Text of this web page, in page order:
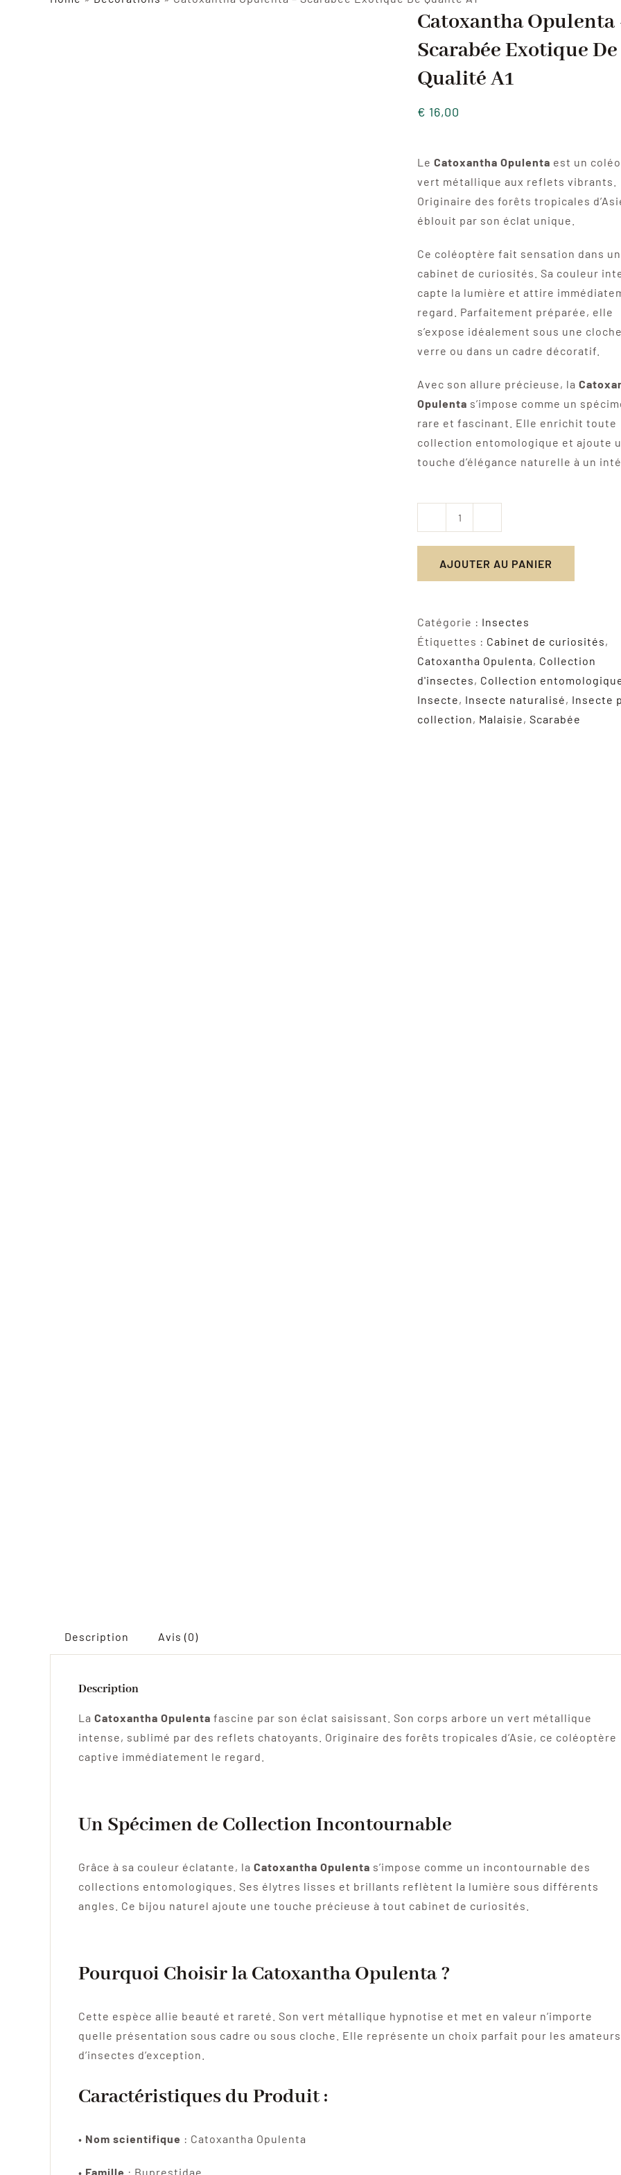
Catoxantha Opulenta
Scarabée Exotique De
Qualité A1
€ 16,00
Le Catoxantha Opulenta est un
vert métallique aux reflets vibrants.
Originaire des forêts tropicales
éblouit par son éclat unique.
Ce coléoptère fait sensation dans un
cabinet de curiosités. Sa couleur
capte la lumière et attire
regard. Parfaitement préparée, elle
s’expose idéalement sous une
verre ou dans un cadre décoratif.
Avec son allure précieuse, la
Opulenta s’impose comme un
rare et fascinant. Elle enrichit toute
collection entomologique et ajoute
touche d’élégance naturelle à un
quantité
de
Catoxantha
Opulenta
Scarabée
Exotique
De
Qualité
A1
AJOUTER AU PANIER
Catégorie : Insectes
Étiquettes : Cabinet de curiosités,
Catoxantha Opulenta, Collection
d'insectes, Collection
Insecte, Insecte naturalisé, Insecte
collection, Malaisie, Scarabée
Description Avis (0)
Description
La Catoxantha Opulenta fascine par son éclat saisissant. Son corps arbore un vert métallique
intense, sublimé par des reflets chatoyants. Originaire des forêts tropicales d’Asie, ce coléoptère
captive immédiatement le regard.
Un Spécimen de Collection Incontournable
Grâce à sa couleur éclatante, la Catoxantha Opulenta s’impose comme un incontournable des
collections entomologiques. Ses élytres lisses et brillants reflètent la lumière sous différents
angles. Ce bijou naturel ajoute une touche précieuse à tout cabinet de curiosités.
Pourquoi Choisir la Catoxantha Opulenta ?
Cette espèce allie beauté et rareté. Son vert métallique hypnotise et met en valeur n’importe
quelle présentation sous cadre ou sous cloche. Elle représente un choix parfait pour les amateurs
d’insectes d’exception.
Caractéristiques du Produit :
• Nom scientifique : Catoxantha Opulenta
• Famille : Buprestidae